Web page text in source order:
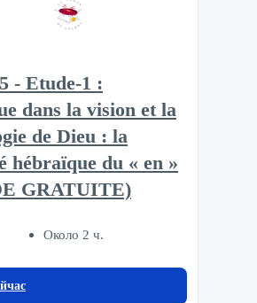
- Etude-1 :
dans la vision et la
de Dieu : la
hébraïque du « en »
GRATUITE)
Около 2 ч.